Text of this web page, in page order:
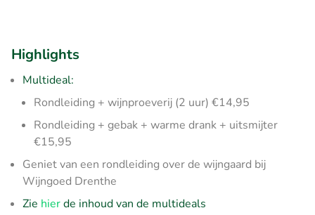
Highlights
Multideal:
Rondleiding + wijnproeverij (2 uur) €14,95
Rondleiding + gebak + warme drank + uitsmijter
€15,95
Geniet van een rondleiding over de wijngaard bij
Wijngoed Drenthe
Zie hierde inhoud van de multideals